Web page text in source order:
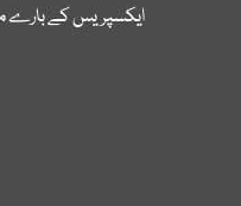
ایکسپریس کے بارے